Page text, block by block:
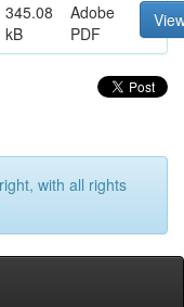
345.08
kB
Adobe
PDF
with all rights